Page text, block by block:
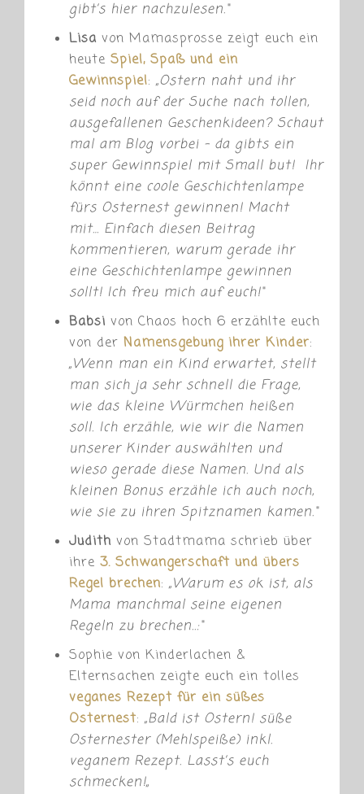
gibt’s hier nachzulesen.“
Lisa von Mamasprosse zeigt euch ein
heute Spiel, Spaß und ein
Gewinnspiel: „Ostern naht und ihr
seid noch auf der Suche nach tollen,
ausgefallenen Geschenkideen? Schaut
mal am Blog vorbei – da gibts ein
super Gewinnspiel mit Small but! Ihr
könnt eine coole Geschichtenlampe
fürs Osternest gewinnen! Macht
mit… Einfach diesen Beitrag
kommentieren, warum gerade ihr
eine Geschichtenlampe gewinnen
sollt! Ich freu mich auf euch!“
Babsi von Chaos hoch 6 erzählte euch
von der Namensgebung ihrer Kinder:
„Wenn man ein Kind erwartet, stellt
man sich ja sehr schnell die Frage,
wie das kleine Würmchen heißen
soll. Ich erzähle, wie wir die Namen
unserer Kinder auswählten und
wieso gerade diese Namen. Und als
kleinen Bonus erzähle ich auch noch,
wie sie zu ihren Spitznamen kamen.“
Judith von Stadtmama schrieb über
ihre 3. Schwangerschaft und übers
Regel brechen:„Warum es ok ist, als
Mama manchmal seine eigenen
Regeln zu brechen..:“
Sophie von Kinderlachen &
Elternsachen zeigte euch ein tolles
veganes Rezept für ein süßes
Osternest:„Bald ist Ostern! süße
Osternester (Mehlspeiße) inkl.
veganem Rezept. Lasst’s euch
schmecken!„